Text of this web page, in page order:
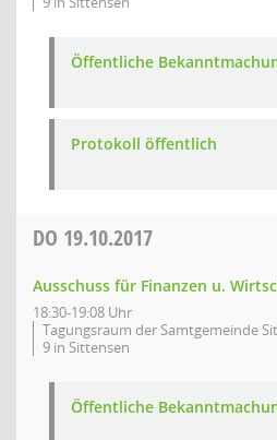
Öffentliche
Protokoll öffentlich
DO 19.10.2017
Ausschuss für Finanzen u.
18:30-19:08 Uhr
Tagungsraum der Samtgemeinde
9 in Sittensen
Öffentliche